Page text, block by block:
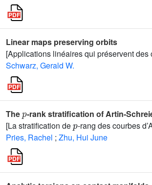
Linear maps preserving orbits
[Applications linéaires qui préservent des
Schwarz, Gerald W.
The -rank stratification of Artin-
[La stratification de
p
-rang des courbes
Pries, Rachel ; Zhu, Hui June